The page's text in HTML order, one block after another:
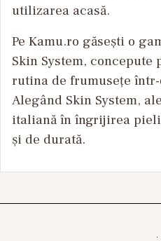
utilizarea acasă.
Pe Kamu.ro găsești o
Skin System,
rutina de frumusețe
Alegând Skin System,
italiană în îngrijirea
și de durată.